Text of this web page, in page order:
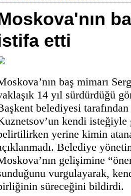
etti
baş mimarı
14 yıl sürdürdüğü
belediyesi tarafından
kendi isteğiyle
yerine kimin
Belediye
gelişimine
vurgulayarak,
süreceğini bildirdi.